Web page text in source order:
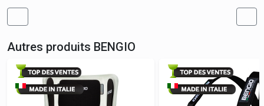
Autres produits BENGIO